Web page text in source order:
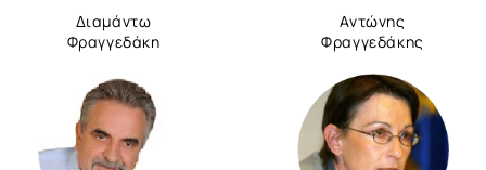
Διαμάντω
Φραγγεδάκη
Αντώνης
Φραγγεδάκης